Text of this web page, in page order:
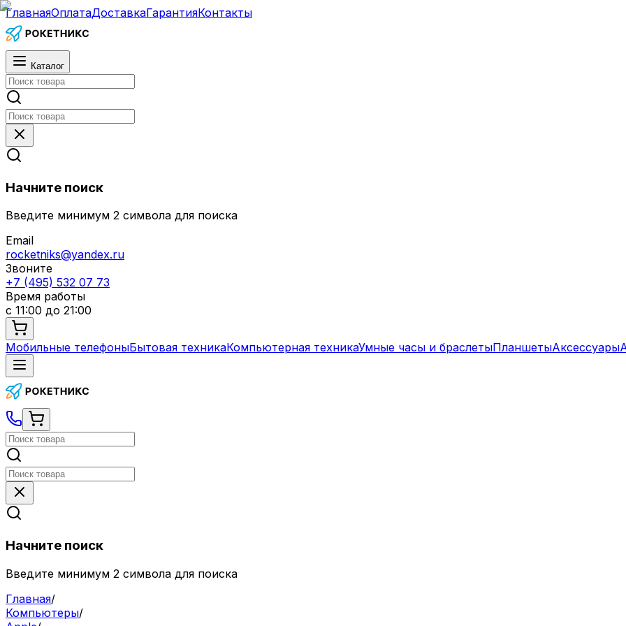
ГлавнаяОплатаДоставкаГарантияКонтакты
Каталог
Начните поиск
Введите минимум 2 символа для поиска
Email
rocketniks@yandex.ru
Звоните
+7 (495) 532 07 73
Время работы
с 11:00 до 21:00
Мобильные телефоныБытовая техникаКомпьютерная техникаУмные часы и браслетыПланшетыАксессуары
Начните поиск
Введите минимум 2 символа для поиска
Главная/
Компьютеры/